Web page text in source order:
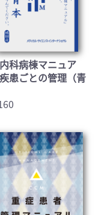
ートへ進む
科病棟マニュア
患ごとの管理（青